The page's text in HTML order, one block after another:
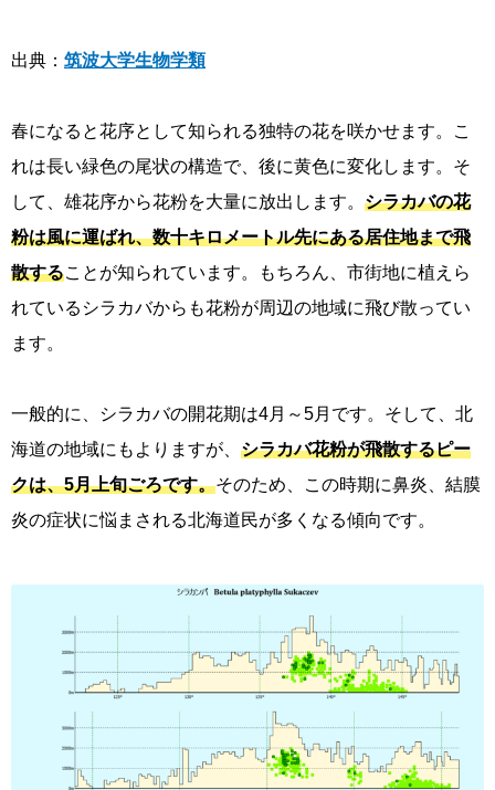
出典： 筑波大学生物学類
春になると花序として知られる独特の花を咲かせます。こ
れは長い緑色の尾状の構造で、後に黄色に変化します。そ
して、雄花序から花粉を大量に放出します。 シラカバの花
粉は風に運ばれ、数十キロメートル先にある居住地まで飛
散することが知られています。もちろん、市街地に植えら
れているシラカバからも花粉が周辺の地域に飛び散ってい
ます。
一般的に、シラカバの開花期は4月～5月です。そして、北
海道の地域にもよりますが、 シラカバ花粉が飛散するピー
クは、5月上旬ごろです。そのため、この時期に鼻炎、結膜
炎の症状に悩まされる北海道民が多くなる傾向です。